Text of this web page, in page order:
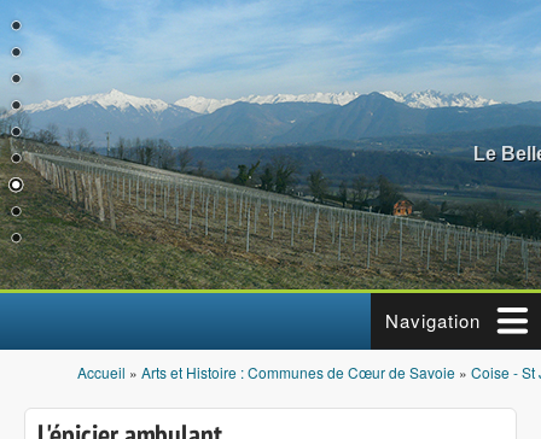
Aller au contenu principal
Le
Navigation
Vous êtes ici
Accueil » Arts et Histoire : Communes de Cœur de Savoie » Coise - St